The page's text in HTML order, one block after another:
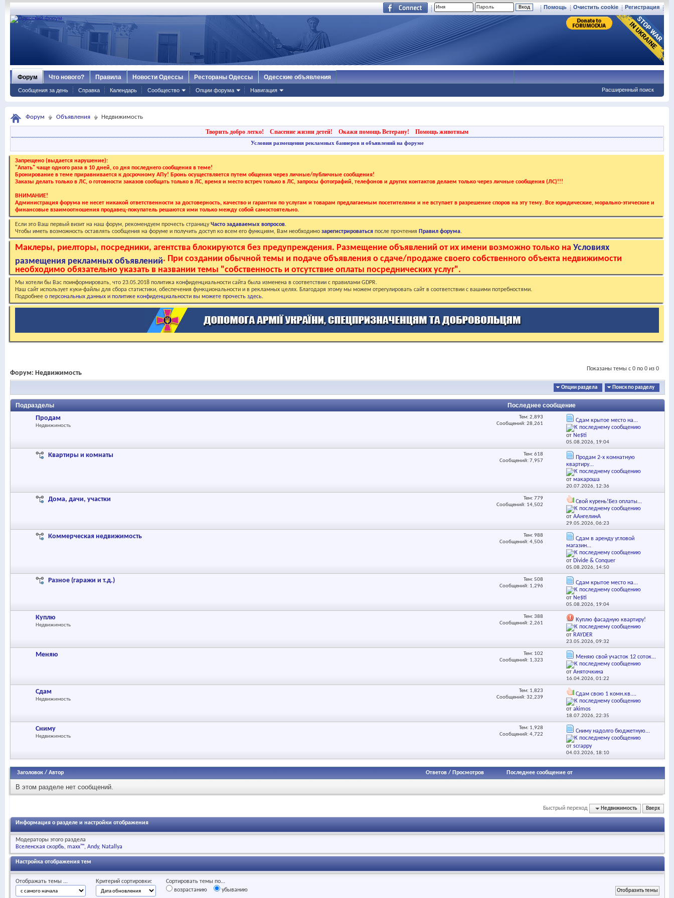
Регистрация
Очистить cookie
Помощь
Форум
Сообщения за день Справка Календарь Сообщество Опции форума Навигация
Что нового? Правила Новости Одессы Рестораны Одессы Одесские объявления
Расширенный поиск
Форум Объявления Недвижимость
Творить добро легко! Спасение жизни детей! Окажи помощь Ветерану! Помощь животным
Условия размещения рекламных баннеров и объявлений на форуме
Запрещено (выдается нарушение):
"Апать" чаще одного раза в 10 дней, со дня последнего сообщения в теме!
Бронирование в теме приравнивается к досрочному АПу! Бронь осуществляется путем общения через личные/публичные сообщения!
Заказы делать только в ЛС, о готовности заказов сообщать только в ЛС, время и место встреч только в ЛС, запросы фотографий, телефонов и других контактов делаем только через личные сообщения (ЛС)!!!
ВНИМАНИЕ!
Администрация форума не несет никакой ответственности за достоверность, качество и гарантии по услугам и товарам предлагаемым посетителями и не вступает в разрешение споров на эту тему. Все юридические, морально-этические и
финансовые взаимоотношения продавец-покупатель решаются ими только между собой самостоятельно.
Если это Ваш первый визит на наш форум, рекомендуем прочесть страницуЧасто задаваемых вопросов.
Чтобы иметь возможность оставлять сообщения на форуме и получить доступ ко всем его функциям, Вам необходимо зарегистрироваться после прочтения Правил форума.
Маклеры, риелторы, посредники, агентства блокируются без предупреждения. Размещение объявлений от их имени возможно только на Условиях
размещения рекламных объявлений. При создании обычной темы и подаче объявления о сдаче/продаже своего собственного объекта недвижимости
необходимо обязательно указать в названии темы "собственность и отсутствие оплаты посреднических услуг".
Мы хотели бы Вас поинформировать, что 23.05.2018 политика конфиденциальности сайта была изменена в соответствии с правилами GDPR.
Наш сайт использует куки-файлы для сбора статистики, обеспечения функциональности и в рекламных целях. Благодаря этому мы можем отрегулировать сайт в соответствии с вашими потребностями.
Подробнее о персональных данных и политике конфиденциальности вы можете прочесть здесь.
Показаны темы с 0 по 0 из 0
Форум: Недвижимость
Опции раздела Поиск по разделу
Подразделы Последнее сообщение
Продам
Недвижимость
Тем: 2,893
Сообщений: 28,261
Сдам крытое место на...
от Ne$ti
05.08.2026, 19:04
Квартиры и комнаты
Тем: 618
Сообщений: 7,957
Продам 2-х комнатную
квартиру...
отмакароша
20.07.2026, 12:36
Дома, дачи, участки
Тем: 779
Сообщений: 14,502
Свой курень!Без оплаты...
отААнгелинА
29.05.2026,06:23
Коммерческая недвижимость
Тем: 988
Сообщений: 4,506
Сдам в аренду угловой
магазин...
от Divide & Conquer
05.08.2026, 14:50
Разное (гаражи и т.д.)
Тем: 508
Сообщений: 1,296
Сдам крытое место на...
от Ne$ti
05.08.2026, 19:04
Куплю
Недвижимость
Тем: 388
Сообщений: 2,261
Куплю фасадную квартиру!
от RAYDER
23.05.2026,09:32
Меняю
Тем: 102
Сообщений: 1,323
Меняю свой участок 12 соток...
отАняточкина
16.04.2026,01:22
Сдам
Недвижимость
Тем: 1,823
Сообщений: 32,239
Сдам свою 1 комн.кв....
отakimos
18.07.2026,22:35
Сниму
Недвижимость
Тем: 1,928
Сообщений: 4,722
Сниму надолго бюджетную...
отscrappy
04.03.2026, 18:10
Заголовок / Автор Ответов/ Просмотров Последнее сообщение от
В этом разделе нет сообщений.
Быстрый переход Недвижимость Вверх
Информация о разделе и настройки отображения
Модераторы этого раздела
Вселенская скорбь maxx™ Andy Natallya
Настройка отображения тем
Отображать темы ... Критерий сортировки:
Сортировать темы по...
возрастанию
убыванию